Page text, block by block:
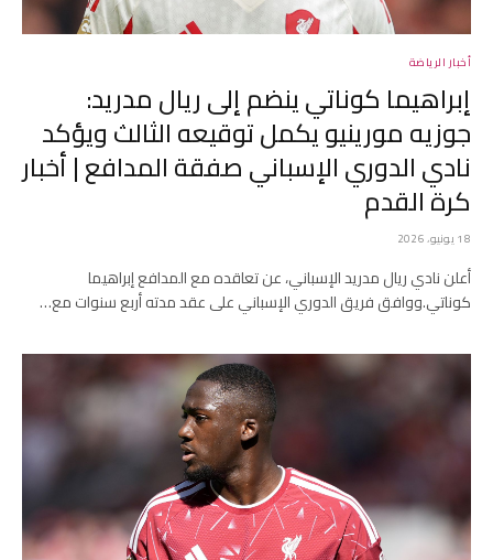
أخبار الرياضة
إبراهيما كوناتي ينضم إلى ريال مدريد:
جوزيه مورينيو يكمل توقيعه الثالث ويؤكد
نادي الدوري الإسباني صفقة المدافع | أخبار
كرة القدم
18 يونيو، 2026
أعلن نادي ريال مدريد الإسباني، عن تعاقده مع المدافع إبراهيما
كوناتي.ووافق فريق الدوري الإسباني على عقد مدته أربع سنوات مع…